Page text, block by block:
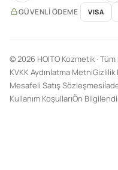
GÜVENLI ÖDEME VISA
© 2026 HOITO Kozmetik · Tüm
KVKK Aydınlatma MetniGizlilik
Mesafeli Satış Sözleşmesi
Kullanım KoşullarıÖn